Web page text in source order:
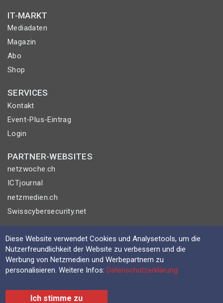
IT-MARKT
Mediadaten
Magazin
Abo
Shop
SERVICES
Kontakt
Event-Plus-Eintrag
Login
PARTNER-WEBSITES
netzwoche.ch
ICTjournal
netzmedien.ch
Swisscybersecurity.net
© NETZMEDIEN AG 2026
Impressum
AGB
Nutzungsbestimmungen
Datenschutzerklärung
Diese Website verwendet Cookies und Analysetools, um die
Nutzerfreundlichkeit der Website zu verbessern und die
Werbung von Netzmedien und Werbepartnern zu
personalisieren. Weitere Infos:Datenschutzerklärung
Ich stimme zu